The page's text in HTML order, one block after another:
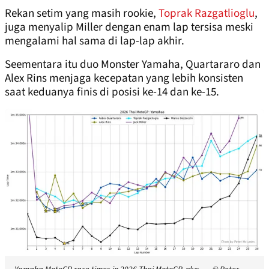
Rekan setim yang masih rookie,Toprak Razgatlioglu,
juga menyalip Miller dengan enam lap tersisa meski
mengalami hal sama di lap-lap akhir.
Seementara itu duo Monster Yamaha, Quartararo dan
Alex Rins menjaga kecepatan yang lebih konsisten
saat keduanya finis di posisi ke-14 dan ke-15.